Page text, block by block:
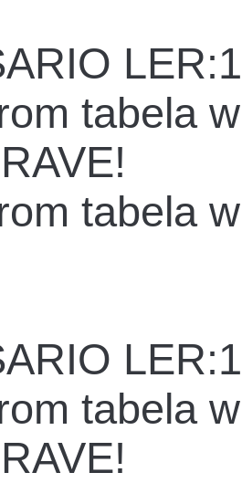
tabela
tabela
tabela